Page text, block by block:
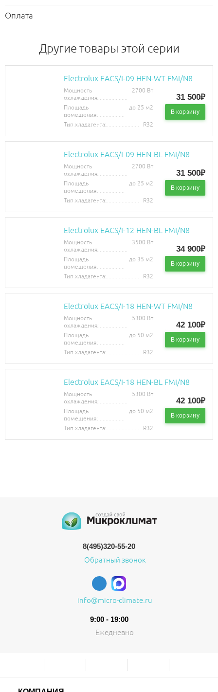
Оплата
Другие товары этой серии
Electrolux EACS/I-09 HEN-WT FMI/N8
Мощность
охлаждения:
2700 Вт
Площадь
помещения:
до 25 м2
Тип хладагента: R32
31 500₽
В корзину
Electrolux EACS/I-09 HEN-BL FMI/N8
Мощность
охлаждения:
2700 Вт
Площадь
помещения:
до 25 м2
Тип хладагента: R32
31 500₽
В корзину
Electrolux EACS/I-12 HEN-BL FMI/N8
Мощность
охлаждения:
3500 Вт
Площадь
помещения:
до 35 м2
Тип хладагента: R32
34 900₽
В корзину
Electrolux EACS/I-18 HEN-WT FMI/N8
Мощность
охлаждения:
5300 Вт
Площадь
помещения:
до 50 м2
Тип хладагента: R32
42 100₽
В корзину
Electrolux EACS/I-18 HEN-BL FMI/N8
Мощность
охлаждения:
5300 Вт
Площадь
помещения:
до 50 м2
Тип хладагента: R32
42 100₽
В корзину
8(495)320-55-20
Обратный звонок
info@micro-climate.ru
9:00 - 19:00
Ежедневно